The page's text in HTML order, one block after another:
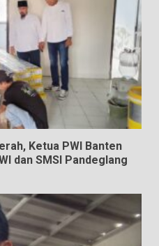
Ketua PWI Banten
dan SMSI Pandeglang